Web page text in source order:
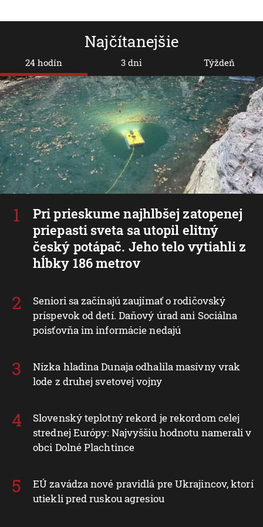
Najčítanejšie
24 hodín
Pri prieskume najhlbšej zatopenej
priepasti sveta sa utopil elitný
český potápač. Jeho telo vytiahli z
hĺbky 186 metrov
Seniori sa začínajú zaujímať o rodičovský
príspevok od detí. Daňový úrad ani Sociálna
poisťovňa im informácie nedajú
Nízka hladina Dunaja odhalila masívny vrak
lode z druhej svetovej vojny
Slovenský teplotný rekord je rekordom celej
strednej Európy: Najvyššiu hodnotu namerali v
obci Dolné Plachtince
EÚ zavádza nové pravidlá pre Ukrajincov, ktorí
utiekli pred ruskou agresiou
3 dni Týždeň